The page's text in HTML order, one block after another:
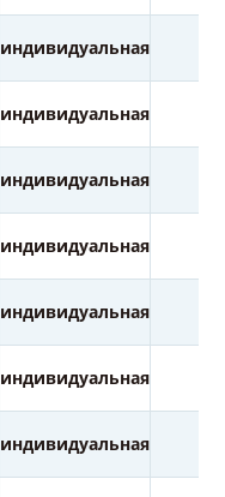
индивидуальная
индивидуальная
индивидуальная
индивидуальная
индивидуальная
индивидуальная
индивидуальная